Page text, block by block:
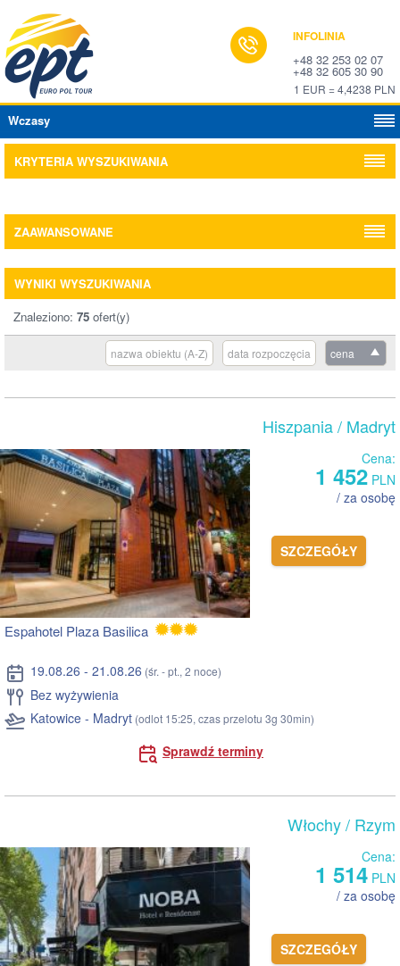
INFOLINIA
+48 32 253 02 07
+48 32 605 30 90
1 EUR = 4,4238 PLN
Wczasy
KRYTERIA WYSZUKIWANIA
ZAAWANSOWANE
WYNIKI WYSZUKIWANIA
Znaleziono: 75 ofert(y)
cena
data rozpoczęcia
nazwa obiektu (A-Z)
Hiszpania/ Madryt
Cena:
1 452 PLN
/ za osobę
SZCZEGÓŁY
Espahotel Plaza Basilica
19.08.26 - 21.08.26 (śr. - pt., 2 noce)
Bez wyżywienia
Katowice - Madryt (odlot 15:25, czas przelotu 3g 30min)
Sprawdź terminy
Włochy/ Rzym
Cena:
1 514 PLN
/ za osobę
SZCZEGÓŁY